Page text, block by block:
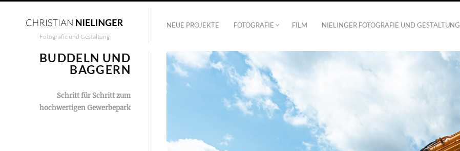
Fotografie und Gestaltung
NEUE PROJEKTE FOTOGRAFIE FILM NIELINGER FOTOGRAFIE UND GESTALTUNG
BUDDELN UND
BAGGERN
Schritt für Schritt zum
hochwertigen Gewerbepark